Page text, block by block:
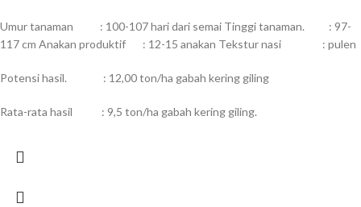
Umur tanaman : 100-107 hari dari semai Tinggi tanaman. : 97-
117 cm Anakan produktif : 12-15 anakan Tekstur nasi : pulen
Potensi hasil. : 12,00 ton/ha gabah kering giling
Rata-rata hasil : 9,5 ton/ha gabah kering giling.